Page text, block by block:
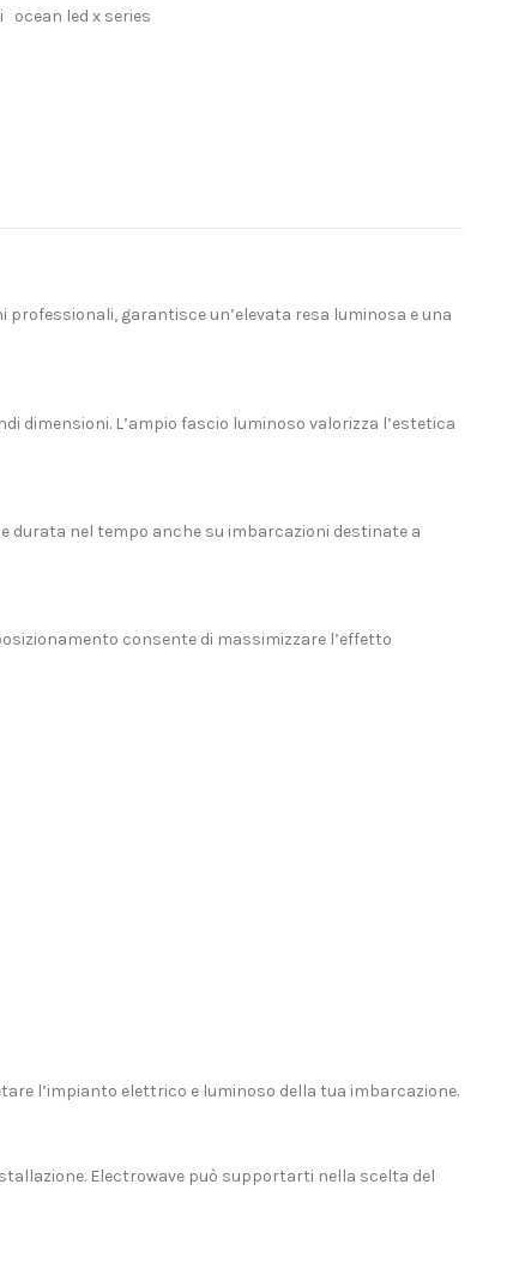
ocean led x series
garantisce un’elevata resa luminosa e una
dimensioni. L’ampio fascio luminoso valorizza l’estetica
durata nel tempo anche su imbarcazioni destinate a
consente di massimizzare l’effetto
l’impianto elettrico e luminoso della tua imbarcazione.
Electrowave può supportarti nella scelta del